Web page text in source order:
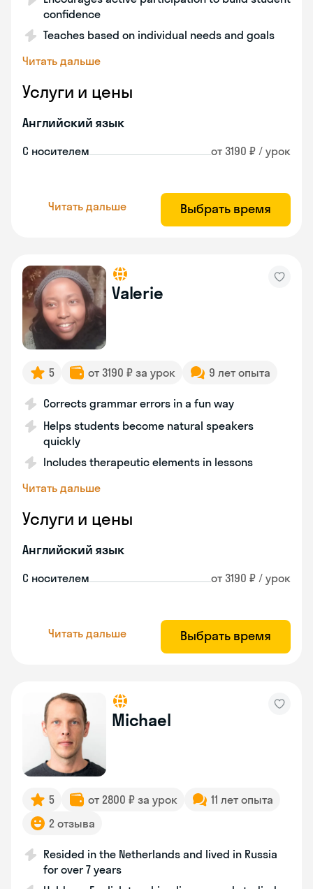
confidence
Teaches based on individual needs and goals
Читать дальше
Услуги и цены
Английский язык
С носителем от 3190 ₽ / урок
Читать дальше Выбрать время
Valerie
5 от 3190 ₽ за урок 9 лет опыта
Corrects grammar errors in a fun way
Helps students become natural speakers
quickly
Includes therapeutic elements in lessons
Читать дальше
Услуги и цены
Английский язык
С носителем от 3190 ₽ / урок
Читать дальше Выбрать время
Michael
5 от 2800 ₽ за урок
11 лет опыта
2 отзыва
Resided in the Netherlands and lived in Russia
for over 7 years